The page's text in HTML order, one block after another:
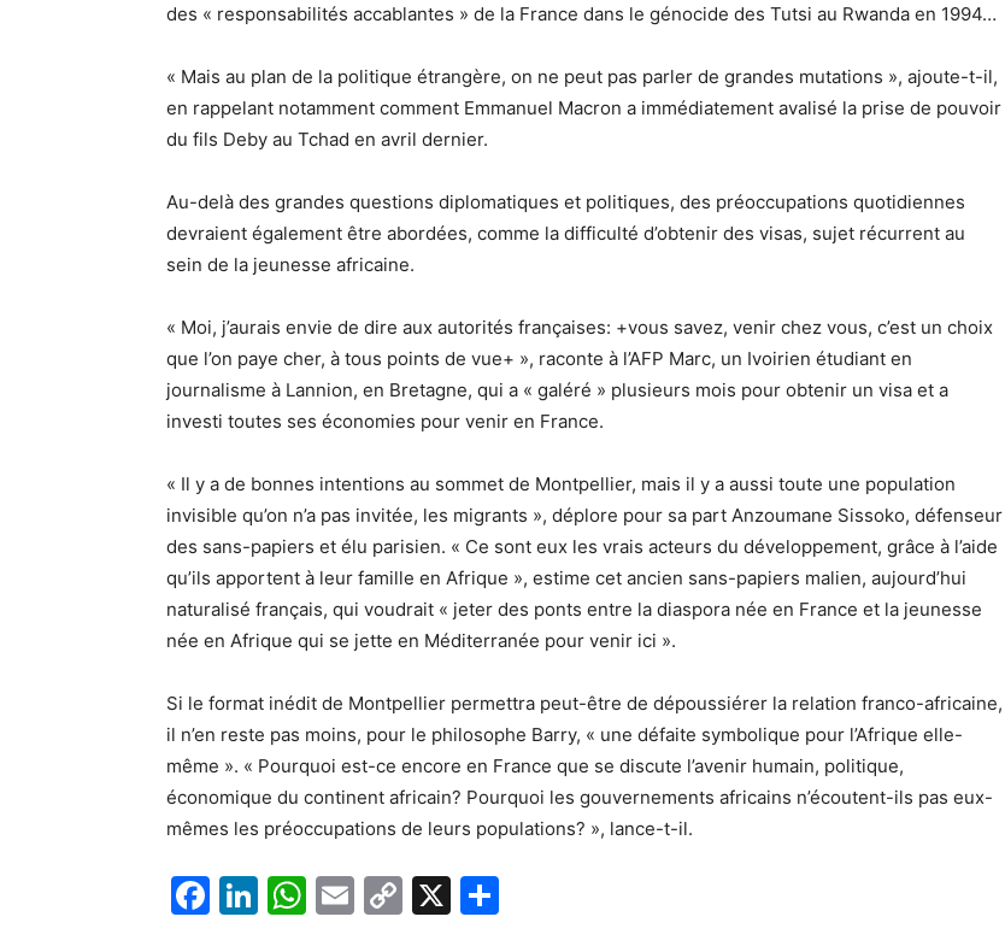
des « responsabilités accablantes » de la France dans le génocide des Tutsi au Rwanda en 1994…
« Mais au plan de la politique étrangère, on ne peut pas parler de grandes mutations », ajoute-t-il,
en rappelant notamment comment Emmanuel Macron a immédiatement avalisé la prise de pouvoir
du fils Deby au Tchad en avril dernier.
Au-delà des grandes questions diplomatiques et politiques, des préoccupations quotidiennes
devraient également être abordées, comme la difficulté d’obtenir des visas, sujet récurrent au
sein de la jeunesse africaine.
« Moi, j’aurais envie de dire aux autorités françaises: +vous savez, venir chez vous, c’est un choix
que l’on paye cher, à tous points de vue+ », raconte à l’AFP Marc, un Ivoirien étudiant en
journalisme à Lannion, en Bretagne, qui a « galéré » plusieurs mois pour obtenir un visa et a
investi toutes ses économies pour venir en France.
« Il y a de bonnes intentions au sommet de Montpellier, mais il y a aussi toute une population
invisible qu’on n’a pas invitée, les migrants », déplore pour sa part Anzoumane Sissoko, défenseur
des sans-papiers et élu parisien. « Ce sont eux les vrais acteurs du développement, grâce à l’aide
qu’ils apportent à leur famille en Afrique », estime cet ancien sans-papiers malien, aujourd’hui
naturalisé français, qui voudrait « jeter des ponts entre la diaspora née en France et la jeunesse
née en Afrique qui se jette en Méditerranée pour venir ici ».
Si le format inédit de Montpellier permettra peut-être de dépoussiérer la relation franco-africaine,
il n’en reste pas moins, pour le philosophe Barry, « une défaite symbolique pour l’Afrique elle-
même ». « Pourquoi est-ce encore en France que se discute l’avenir humain, politique,
économique du continent africain? Pourquoi les gouvernements africains n’écoutent-ils pas eux-
mêmes les préoccupations de leurs populations? », lance-t-il.
F
Li W E
C
X